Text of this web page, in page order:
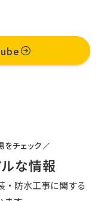
チェック
ルな情報
‧防⽔⼯事に関する